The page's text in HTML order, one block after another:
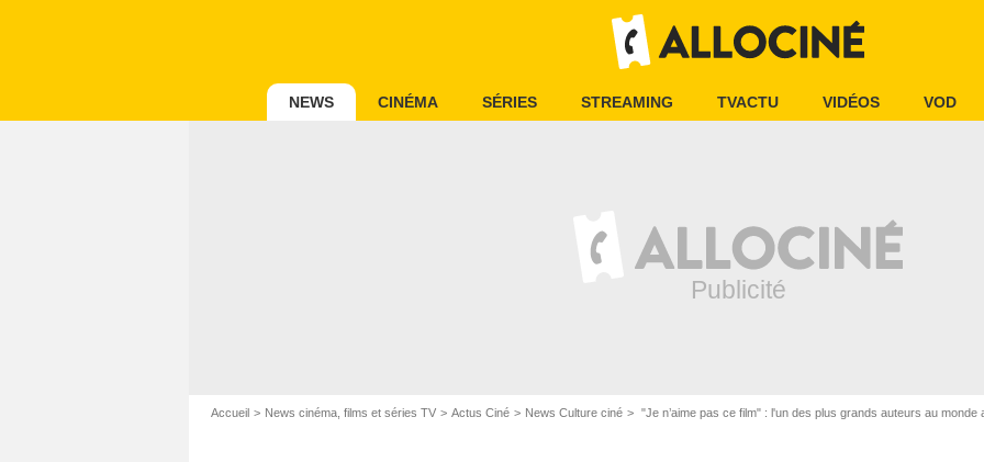
NEWS CINÉMA SÉRIES STREAMING TVACTU VIDÉOS VOD
Accueil News cinéma, films et séries TV Actus Ciné News Culture ciné "Je n’aime pas ce film" : l'un des plus grands auteurs au monde a renié